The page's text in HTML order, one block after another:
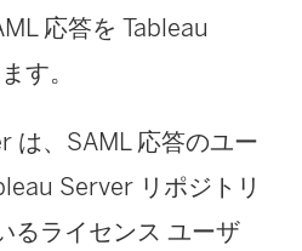
応答を Tableau
す。
は、SAML 応答のユー
Server リポジトリ
るライセンス ユーザ